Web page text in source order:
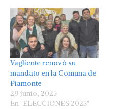
Vagliente renovó su
mandato en la Comuna de
Piamonte
29 junio, 2025
En "ELECCIONES 2025"